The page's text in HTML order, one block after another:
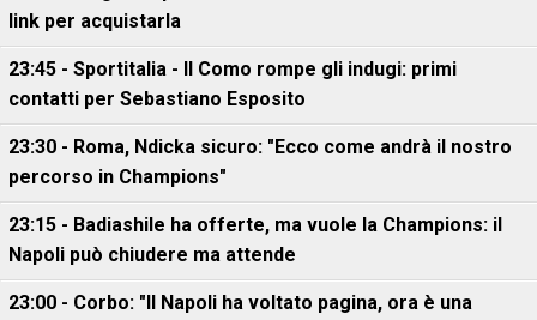
link per acquistarla
23:45 - Sportitalia - Il Como rompe gli indugi: primi
contatti per Sebastiano Esposito
23:30 - Roma, Ndicka sicuro: "Ecco come andrà il nostro
percorso in Champions"
23:15 - Badiashile ha offerte, ma vuole la Champions: il
Napoli può chiudere ma attende
23:00 - Corbo: "Il Napoli ha voltato pagina, ora è una